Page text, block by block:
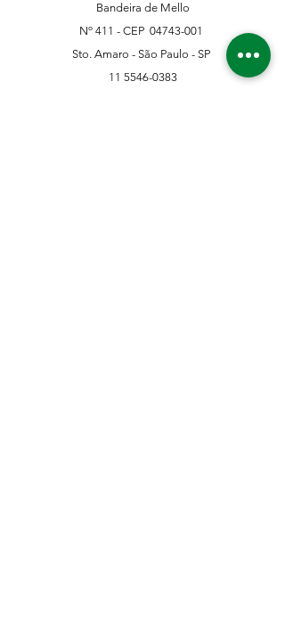
Bandeira de Mello
Nº 411 - CEP 04743-001
Sto. Amaro - São Paulo - SP
11 5546-0383